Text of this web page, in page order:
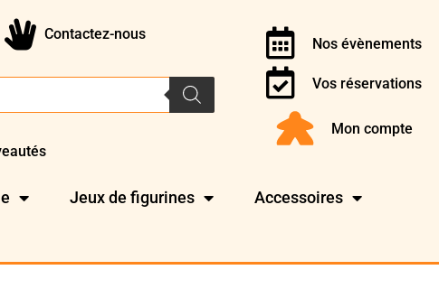
Contactez-nous
Nos évènements
Vos réservations
Mon compte
Jeux de figurines Accessoires